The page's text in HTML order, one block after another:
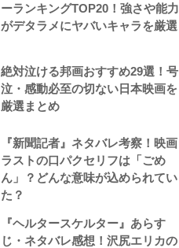
ーランキングTOP20！強さや能力
がデタラメにヤバいキャラを厳選
絶対泣ける邦画おすすめ29選！号
泣・感動必至の切ない日本映画を
厳選まとめ
『新聞記者』ネタバレ考察！映画
ラストの口パクセリフは「ごめ
ん」？どんな意味が込められてい
た？
『ヘルタースケルター』あらす
じ・ネタバレ感想！沢尻エリカの